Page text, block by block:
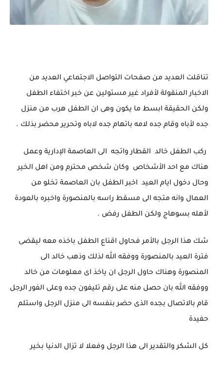
تناقلت العديد من صفحات التواصل الاجتماعي العديد من
الاخبار المنقولة لأفراد غير مسئولين عن خبر اختفاء الطفل
ولكن الحقيقة ابسط ما يكون وهى ان الطفل هرب من منزل
جده لأباه وقام جده لامه باتهام جده لاباه وتحرير محضر بذلك .
ركب الطفل خالد القطار واتجه الى العاصمة الإدارية وعمل
هناك مع احد الأشخاص وكان شخص محترم ومن اهل الخير
وحال دخول ايام العيد اخبر الطفل بان العاصمة تخلو من
العمال وانه متجه الى مسقط راسه بالمنصورة واخبره بالعودة
لأهله بسوهاج ولكن الطفل رفض .
شك هذا الرجل بالأمر فحاول اقناع الطفل باخذه معه ليقضى
فترة العيد بالمنصورة ووفقه الله لذلك وذهب خالد الى
المنصورة وهناك حاول الرجل ان ياخذ اى معلومات من خالد
ووفقه الله بان حصل منه على رقم تليفون جده وعلى الفور الرجل
قام بالاتصال بجده الذى حضر بنفسه الى منزل الرجل واستلم
حفيدة
كل الشكر والتقدير الى هذا الرجل وفعلا لا تزال الدنيا بخير